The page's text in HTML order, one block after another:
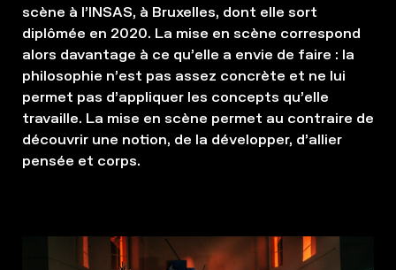
scène à l’INSAS, à Bruxelles, dont elle sort
diplômée en 2020. La mise en scène correspond
alors davantage à ce qu’elle a envie de faire : la
philosophie n’est pas assez concrète et ne lui
permet pas d’appliquer les concepts qu’elle
travaille. La mise en scène permet au contraire de
découvrir une notion, de la développer, d’allier
pensée et corps.